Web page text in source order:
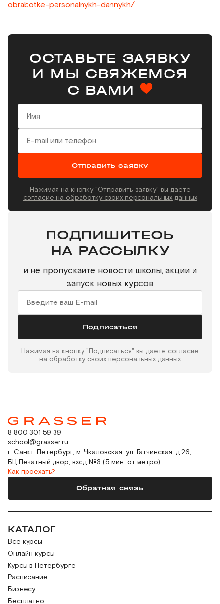
obrabotke-personalnykh-dannykh/
ОСТАВЬТЕ ЗАЯВКУ
И МЫ СВЯЖЕМСЯ
С ВАМИ
Отправить заявку
Нажимая на кнопку "Отправить заявку" вы даете
согласие на обработку своих персональных данных
ПОДПИШИТЕСЬ
НА РАССЫЛКУ
и не пропускайте новости школы, акции и
запуск новых курсов
Подписаться
Нажимая на кнопку "Подписаться" вы даете согласие
на обработку своих персональных данных
8 800 301 59 39
school@grasser.ru
г. Санкт-Петербург, м. Чкаловская, ул. Гатчинская, д.26,
БЦ Печатный двор, вход №3 (5 мин. от метро)
Как проехать?
Обратная связь
КАТАЛОГ
Все курсы
Онлайн курсы
Курсы в Петербурге
Расписание
Бизнесу
Бесплатно